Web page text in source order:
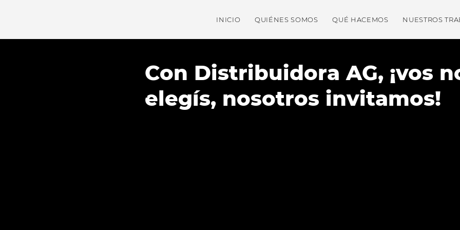
INICIO QUIÉNES SOMOS QUÉ HACEMOS NUESTROS
Con Distribuidora AG, ¡vos
elegís, nosotros invitamos!
Nu